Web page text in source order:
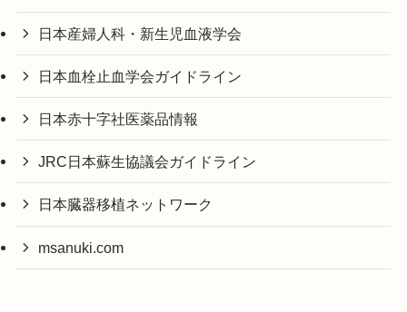
日本産婦人科・新生児血液学会
日本血栓止血学会ガイドライン
日本赤十字社医薬品情報
JRC日本蘇生協議会ガイドライン
日本臓器移植ネットワーク
msanuki.com